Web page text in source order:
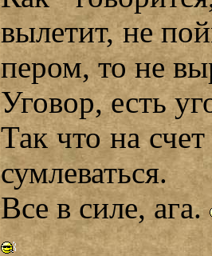
вылетит, не
пером, то не
Уговор, есть
Так что на
сумлеваться.
Все в силе, ага.